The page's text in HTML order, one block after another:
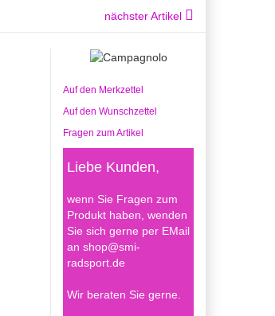
nächster Artikel
Auf den Merkzettel
Auf den Wunschzettel
Fragen zum Artikel
Liebe Kunden,
wenn Sie Fragen zum
Produkt haben, wenden
Sie sich gerne per EMail
an shop@smi-
radsport.de
Wir beraten Sie gerne.